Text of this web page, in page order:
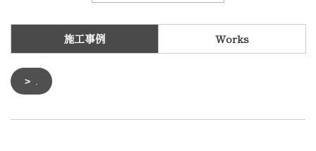
施工事例 Works